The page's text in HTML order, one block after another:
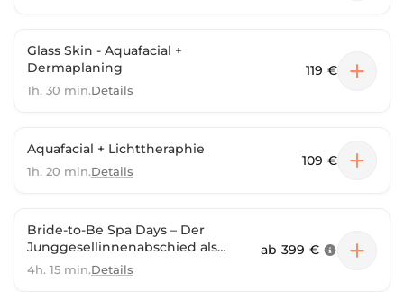
Glass Skin - Aquafacial +
Dermaplaning
1h. 30 min.Details
119 €
Aquafacial + Lichttheraphie
1h. 20 min.Details
109 €
Bride-to-Be Spa Days – Der
Junggesellinnenabschied als
exklusives Spa-Erlebnis
4h. 15 min.Details
ab 399 €